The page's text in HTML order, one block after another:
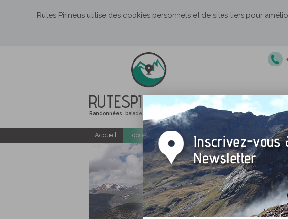
Rutes Pirineus utilise des cookies personnels et de sites tiers pour
RUTESPIRINEUS
Randonnées, balades et itinéraires de montagne
Accueil Topo-guides gratuits Randonnées